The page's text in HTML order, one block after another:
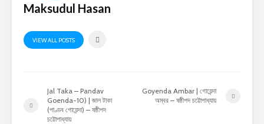
Maksudul Hasan
VIEW ALL POSTS
Jal Taka – Pandav
Goenda-10) | জাল টাকা
(পাণ্ডব গোয়েন্দা) – ষষ্ঠীপদ
চট্টোপাধ্যায়
Goyenda Ambar | গোয়েন্দা
অম্বর – ষষ্ঠীপদ চট্টোপাধ্যায়